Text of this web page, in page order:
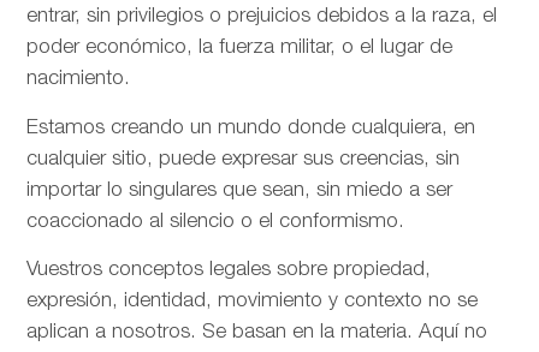
entrar, sin privilegios o prejuicios debidos a la raza, el
poder económico, la fuerza militar, o el lugar de
nacimiento.
Estamos creando un mundo donde cualquiera, en
cualquier sitio, puede expresar sus creencias, sin
importar lo singulares que sean, sin miedo a ser
coaccionado al silencio o el conformismo.
Vuestros conceptos legales sobre propiedad,
expresión, identidad, movimiento y contexto no se
aplican a nosotros. Se basan en la materia. Aquí no